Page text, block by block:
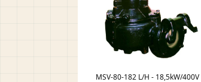
MSV-80-182 L/H - 18,5kW/400V